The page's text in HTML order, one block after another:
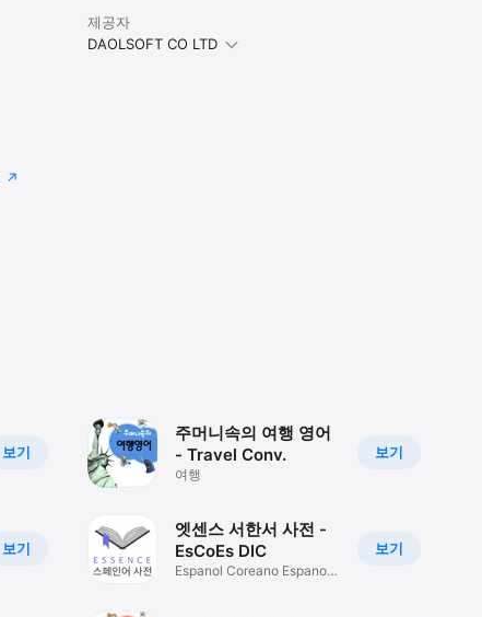
제공자
DAOLSOFT CO LTD
보기
보기
보기
주머니속의 여행 영어
- Travel Conv.
여행
보기
엣센스 서한서 사전 -
EsCoEs DIC
Espanol Coreano Espanol